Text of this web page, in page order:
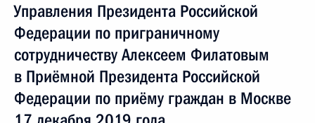
Управления Президента Российской
Федерации по приграничному
сотрудничеству Алексеем Филатовым
в Приёмной Президента Российской
Федерации по приёму граждан в Москве